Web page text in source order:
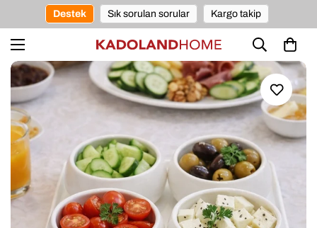
Destek Sık sorulan sorular Kargo takip